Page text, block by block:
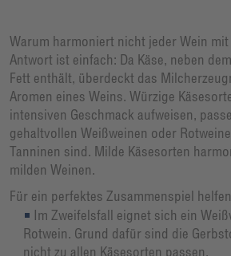
Warum harmoniert nicht jeder Wein mit
Antwort ist einfach: Da Käse, neben
Fett enthält, überdeckt das
Aromen eines Weins. Würzige
intensiven Geschmack aufweisen,
gehaltvollen Weißweinen oder
Tanninen sind. Milde Käsesorten
milden Weinen.
Für ein perfektes Zusammenspiel
Im Zweifelsfall eignet sich ein
Rotwein. Grund dafür sind die
nicht zu allen Käsesorten passen.